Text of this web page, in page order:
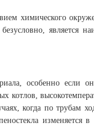
химического
является
особенно если
котлов,
когда по трубам
изменяется